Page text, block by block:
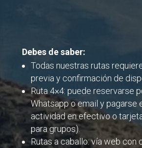
Debes de saber:
Todas nuestras rutas
previa y confirmación de
Ruta 4×4: puede reservarse
Whatsapp o email y pagarse
actividad en efectivo o
para grupos).
Rutas a caballo: vía web con